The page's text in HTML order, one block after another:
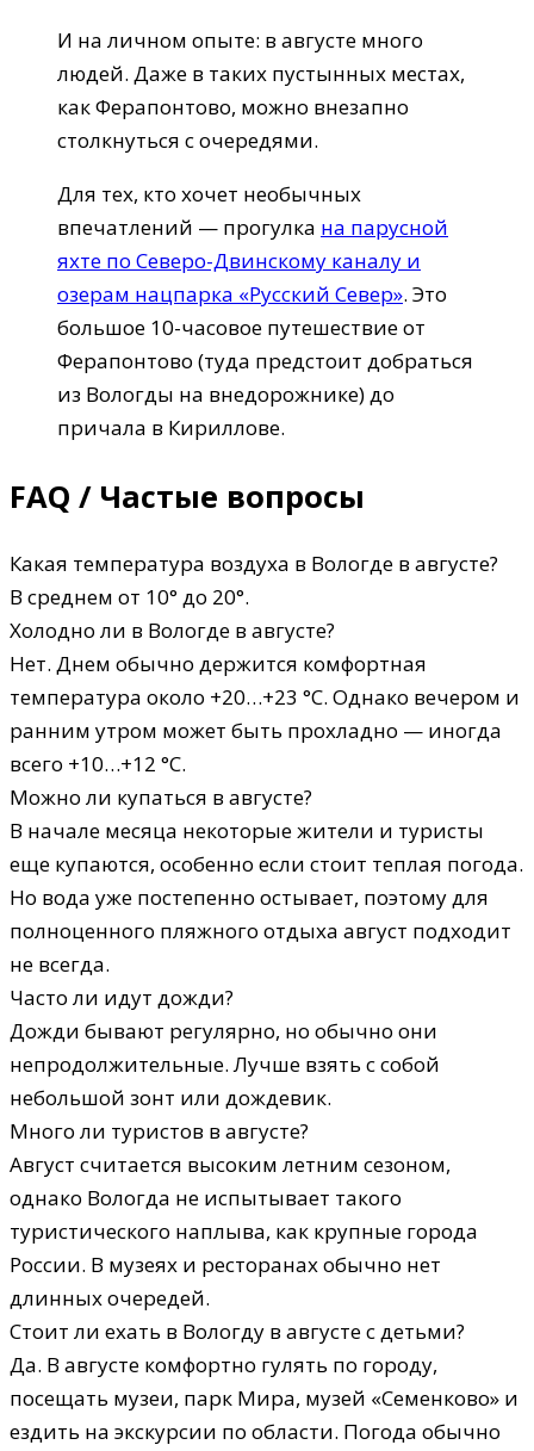
И на личном опыте: в августе много
людей. Даже в таких пустынных местах,
как Ферапонтово, можно внезапно
столкнуться с очередями.
Для тех, кто хочет необычных
впечатлений — прогулка на парусной
яхте по Северо-Двинскому каналу и
озерам нацпарка «Русский Север». Это
большое 10-часовое путешествие от
Ферапонтово (туда предстоит добраться
из Вологды на внедорожнике) до
причала в Кириллове.
FAQ / Частые вопросы
Какая температура воздуха в Вологде в августе?
В среднем от 10° до 20°.
Холодно ли в Вологде в августе?
Нет. Днем обычно держится комфортная
температура около +20…+23 °C. Однако вечером и
ранним утром может быть прохладно — иногда
всего +10…+12 °C.
Можно ли купаться в августе?
В начале месяца некоторые жители и туристы
еще купаются, особенно если стоит теплая погода.
Но вода уже постепенно остывает, поэтому для
полноценного пляжного отдыха август подходит
не всегда.
Часто ли идут дожди?
Дожди бывают регулярно, но обычно они
непродолжительные. Лучше взять с собой
небольшой зонт или дождевик.
Много ли туристов в августе?
Август считается высоким летним сезоном,
однако Вологда не испытывает такого
туристического наплыва, как крупные города
России. В музеях и ресторанах обычно нет
длинных очередей.
Стоит ли ехать в Вологду в августе с детьми?
Да. В августе комфортно гулять по городу,
посещать музеи, парк Мира, музей «Семенково» и
ездить на экскурсии по области. Погода обычно